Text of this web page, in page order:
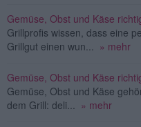
Gemüse, Obst und Käse
Grillprofis wissen, dass eine
Grillgut einen wun... » mehr
Gemüse, Obst und Käse
Gemüse, Obst und Käse
dem Grill: deli... » mehr